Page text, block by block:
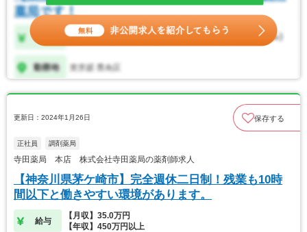
更新日：2024年1月26日 保存する
正社員 調剤薬局
寺田薬局 本店 株式会社寺田薬局の薬剤師求人
【神奈川県茅ケ崎市】完全週休二日制！残業も10時
間以下と働きやすい環境があります。
給与
【月収】35.0万円
【年収】450万円以上